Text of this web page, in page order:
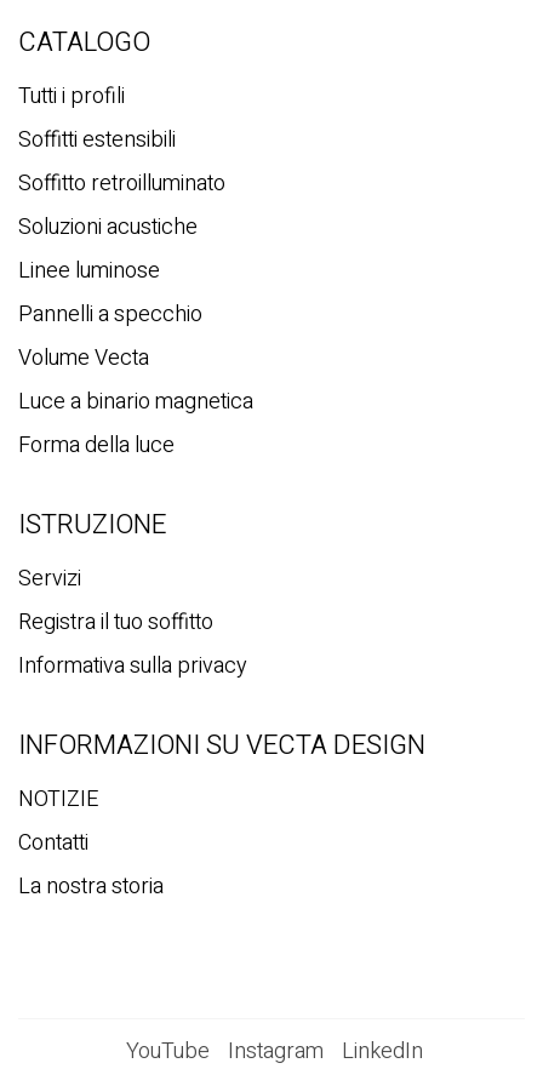
r
a
CATALOGO
Tutti i profili
Soffitti estensibili
Soffitto retroilluminato
Soluzioni acustiche
Linee luminose
Pannelli a specchio
Volume Vecta
Luce a binario magnetica
Forma della luce
ISTRUZIONE
Servizi
Registra il tuo soffitto
Informativa sulla privacy
INFORMAZIONI SU VECTA DESIGN
NOTIZIE
Contatti
La nostra storia
YouTube Instagram LinkedIn